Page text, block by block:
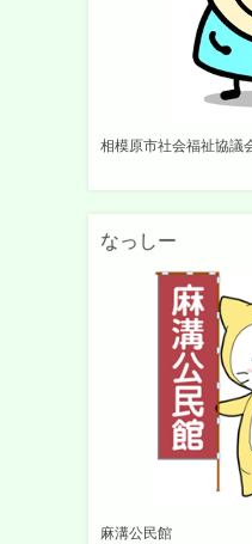
相模原市社会福祉協議
なっしー
麻溝公民館